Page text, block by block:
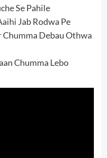
Se Pahile
Jab Rodwa Pe
Chumma Debau Othwa
Chumma Lebo